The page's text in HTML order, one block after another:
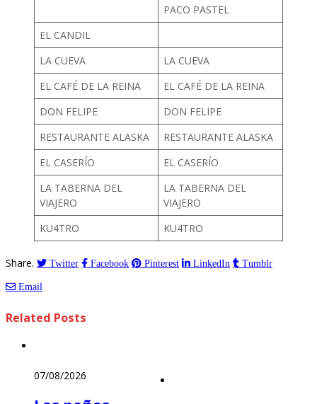
PACO PASTEL
EL CANDIL
LA CUEVA
LA CUEVA
EL CAFÉ DE LA REINA
EL CAFÉ DE LA REINA
DON FELIPE
DON FELIPE
RESTAURANTE ALASKA
RESTAURANTE ALASKA
EL CASERÍO
EL CASERÍO
LA TABERNA DEL
VIAJERO
LA TABERNA DEL
VIAJERO
KU4TRO
KU4TRO
Share. Twitter Facebook Pinterest LinkedIn Tumblr
Email
Related Posts
07/08/2026